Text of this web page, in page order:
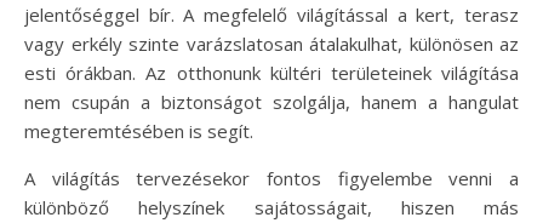
jelentőséggel bír. A megfelelő világítással a kert, terasz
vagy erkély szinte varázslatosan átalakulhat, különösen az
esti órákban. Az otthonunk kültéri területeinek világítása
nem csupán a biztonságot szolgálja, hanem a hangulat
megteremtésében is segít.
A világítás tervezésekor fontos figyelembe venni a
különböző helyszínek sajátosságait, hiszen más